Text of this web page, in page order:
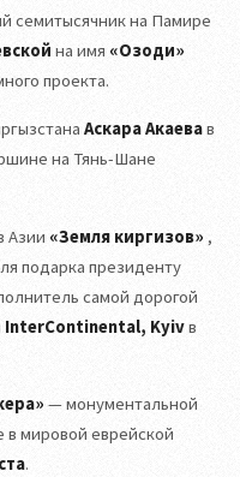
семитысячник на Памире
на имя «Озоди»
проекта.
Аскара Акаевав
на Тянь-Шане
Азии «Земля киргизов» ,
подарка президенту
самой дорогой
InterContinental, Kyivв
— монументальной
мировой еврейской
.